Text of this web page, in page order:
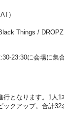
）
Things / DROPZ
23:30に会場に集
行となります。1人
ックアップ。合計32